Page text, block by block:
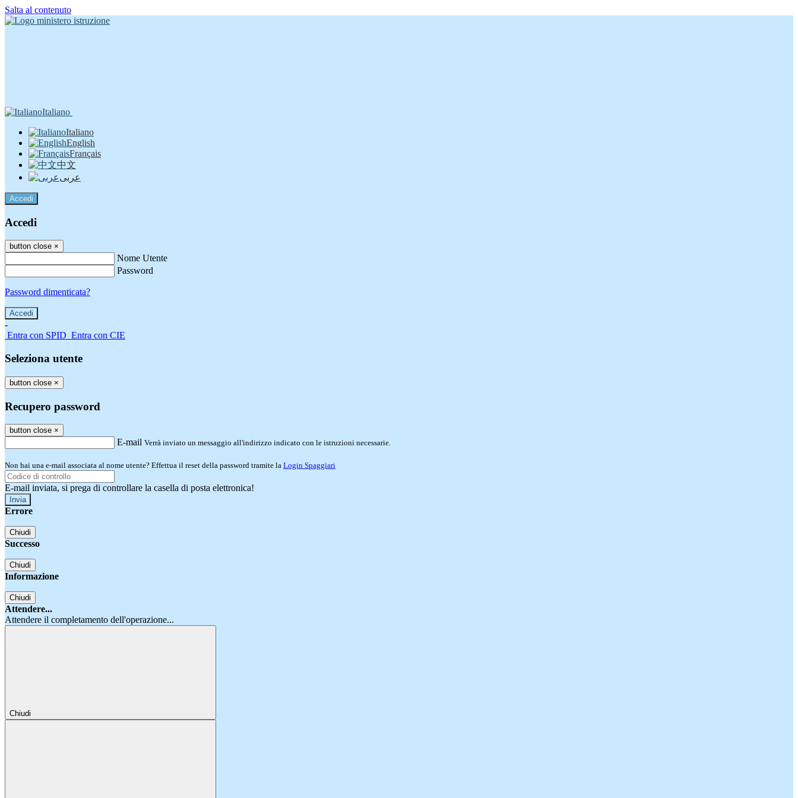
Salta al contenuto
Italiano
Italiano
English
Français
中文
عربى
Accedi
Accedi
button close ×
Nome Utente
Password
Password dimenticata?
-
Entra con SPID Entra con CIE
Seleziona utente
button close ×
Recupero password
button close ×
E-mail Verrà inviato un messaggio all'indirizzo indicato con le istruzioni necessarie.
Non hai una e-mail associata al nome utente? Effettua il reset della password tramite la Login Spaggiari
E-mail inviata, si prega di controllare la casella di posta elettronica!
Errore
Chiudi
Successo
Chiudi
Informazione
Chiudi
Attendere...
Attendere il completamento dell'operazione...
Chiudi